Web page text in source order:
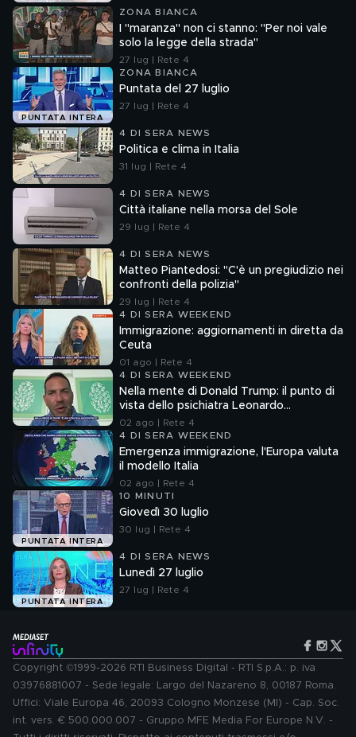
ZONA BIANCA
I "maranza" non ci stanno: "Per noi vale
solo la legge della strada"
27 lug | Rete 4
PUNTATA INTERA
ZONA BIANCA
Puntata del 27 luglio
27 lug | Rete 4
4 DI SERA NEWS
Politica e clima in Italia
31 lug | Rete 4
4 DI SERA NEWS
Città italiane nella morsa del Sole
29 lug | Rete 4
4 DI SERA NEWS
Matteo Piantedosi: "C'è un pregiudizio nei
confronti della polizia"
29 lug | Rete 4
4 DI SERA WEEKEND
Immigrazione: aggiornamenti in diretta da
Ceuta
01 ago | Rete 4
4 DI SERA WEEKEND
Nella mente di Donald Trump: il punto di
vista dello psichiatra Leonardo
Mendolicchio
02 ago | Rete 4
4 DI SERA WEEKEND
Emergenza immigrazione, l'Europa valuta
il modello Italia
02 ago | Rete 4
PUNTATA INTERA
10 MINUTI
Giovedì 30 luglio
30 lug | Rete 4
PUNTATA INTERA
4 DI SERA NEWS
Lunedì 27 luglio
27 lug | Rete 4
Copyright ©1999-2026 RTI Business Digital - RTI S.p.A.: p. iva
03976881007 - Sede legale: Largo del Nazareno 8, 00187 Roma.
Uffici: Viale Europa 46, 20093 Cologno Monzese (MI) - Cap. Soc.
int. vers. € 500.000.007 - Gruppo MFE Media For Europe N.V. -